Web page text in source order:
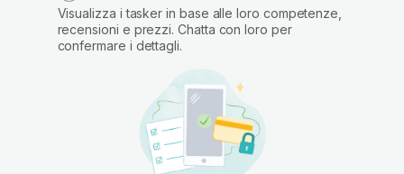
Visualizza i tasker in base alle loro competenze,
recensioni e prezzi. Chatta con loro per
confermare i dettagli.